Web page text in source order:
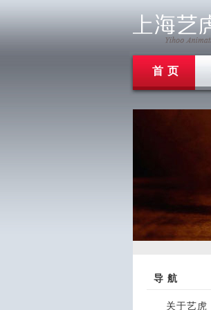
首 页
导 航
关于艺虎